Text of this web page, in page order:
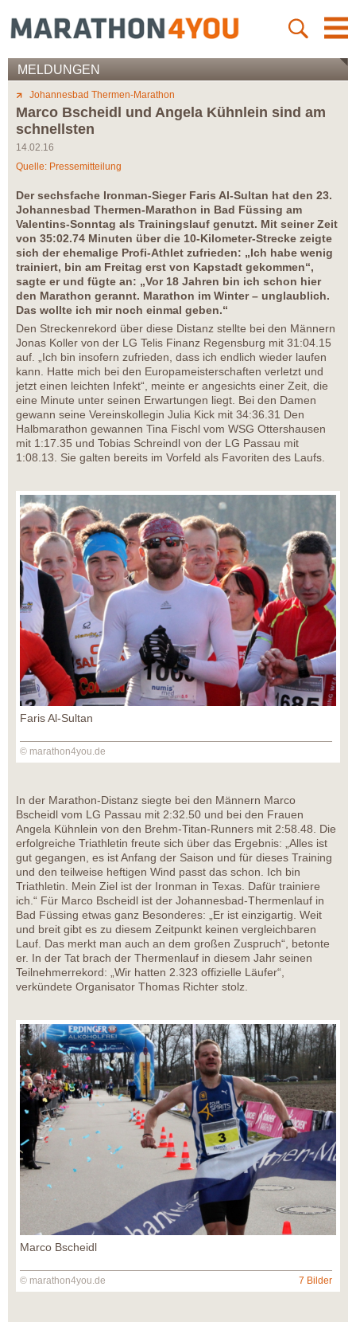
MELDUNGEN
Johannesbad Thermen-Marathon
Marco Bscheidl und Angela Kühnlein sind am
schnellsten
14.02.16
Quelle: Pressemitteilung
Der sechsfache Ironman-Sieger Faris Al-Sultan hat den 23.
Johannesbad Thermen-Marathon in Bad Füssing am
Valentins-Sonntag als Trainingslauf genutzt. Mit seiner Zeit
von 35:02.74 Minuten über die 10-Kilometer-Strecke zeigte
sich der ehemalige Profi-Athlet zufrieden: „Ich habe wenig
trainiert, bin am Freitag erst von Kapstadt gekommen“,
sagte er und fügte an: „Vor 18 Jahren bin ich schon hier
den Marathon gerannt. Marathon im Winter – unglaublich.
Das wollte ich mir noch einmal geben.“
Den Streckenrekord über diese Distanz stellte bei den Männern
Jonas Koller von der LG Telis Finanz Regensburg mit 31:04.15
auf. „Ich bin insofern zufrieden, dass ich endlich wieder laufen
kann. Hatte mich bei den Europameisterschaften verletzt und
jetzt einen leichten Infekt“, meinte er angesichts einer Zeit, die
eine Minute unter seinen Erwartungen liegt. Bei den Damen
gewann seine Vereinskollegin Julia Kick mit 34:36.31 Den
Halbmarathon gewannen Tina Fischl vom WSG Ottershausen
mit 1:17.35 und Tobias Schreindl von der LG Passau mit
1:08.13. Sie galten bereits im Vorfeld als Favoriten des Laufs.
Faris Al-Sultan
© marathon4you.de
In der Marathon-Distanz siegte bei den Männern Marco
Bscheidl vom LG Passau mit 2:32.50 und bei den Frauen
Angela Kühnlein von den Brehm-Titan-Runners mit 2:58.48. Die
erfolgreiche Triathletin freute sich über das Ergebnis: „Alles ist
gut gegangen, es ist Anfang der Saison und für dieses Training
und den teilweise heftigen Wind passt das schon. Ich bin
Triathletin. Mein Ziel ist der Ironman in Texas. Dafür trainiere
ich.“ Für Marco Bscheidl ist der Johannesbad-Thermenlauf in
Bad Füssing etwas ganz Besonderes: „Er ist einzigartig. Weit
und breit gibt es zu diesem Zeitpunkt keinen vergleichbaren
Lauf. Das merkt man auch an dem großen Zuspruch“, betonte
er. In der Tat brach der Thermenlauf in diesem Jahr seinen
Teilnehmerrekord: „Wir hatten 2.323 offizielle Läufer“,
verkündete Organisator Thomas Richter stolz.
Marco Bscheidl
© marathon4you.de 7 Bilder